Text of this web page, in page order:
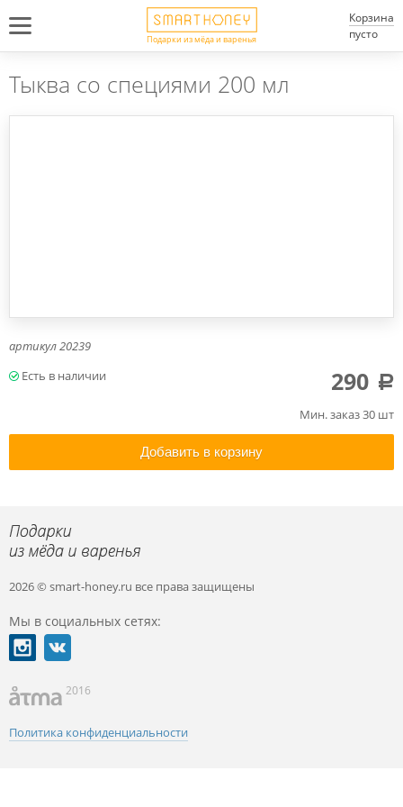
Подарки из мёда и варенья
Корзина
пусто
Тыква со специями 200 мл
артикул20239
Мин. заказ 30 шт
290 a
Добавить в корзину
2026 © smart-honey.ru все права защищены
Мы в социальных сетях:
2016
Политика конфиденциальности